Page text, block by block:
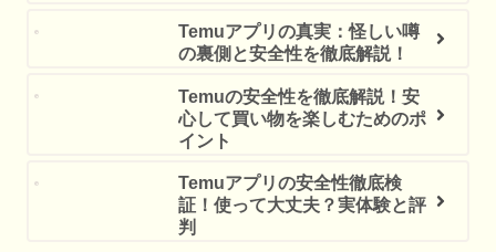
Temuアプリの真実：怪しい噂
の裏側と安全性を徹底解説！
Temuの安全性を徹底解説！安
心して買い物を楽しむためのポ
イント
Temuアプリの安全性徹底検
証！使って大丈夫？実体験と評
判